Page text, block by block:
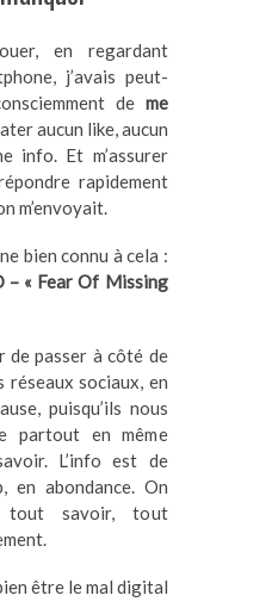
en regardant
j’avais peut-
de me
aucun like, aucun
info. Et m’assurer
rapidement
m’envoyait.
bien connu à cela :
– « Fear Of Missing
de passer à côté de
réseaux sociaux, en
puisqu’ils nous
partout en même
L’info est de
en abondance. On
savoir, tout
être le mal digital